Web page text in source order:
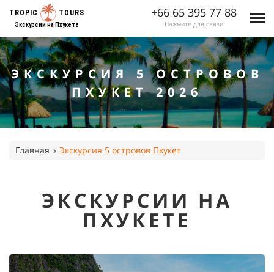
TROPIC TOURS
Экскурсии на Пхукете
+66 65 395 77 88
Нажмите для связи
ЭКСКУРСИЯ 5 ОСТРОВОВ
ПХУКЕТ 2026
Главная Экскурсия 5 островов Пхукет
ЭКСКУРСИИ НА
ПХУКЕТЕ